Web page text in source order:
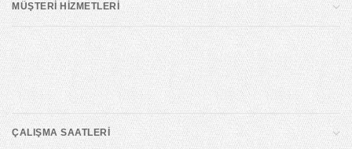
MÜŞTERİ HİZMETLERİ
ÇALIŞMA SAATLERİ